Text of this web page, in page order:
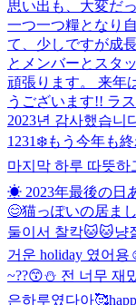
思い出も、大変だ
一つ一つ糧となり
て、少しですが成
とメンバーとスタ
頑張ります。 来年
うございます!! ラ
2023년 감사했습니
1231❄️もう今年も
마지막 하루 따뜻
☀ 2023年最後の日
😊猫っぽいの居ま
둘이서 찰칵🐱🐱냥
거운 holiday 였어용
~??😙⛄️ 전 너무 재
은하루였다아🥰